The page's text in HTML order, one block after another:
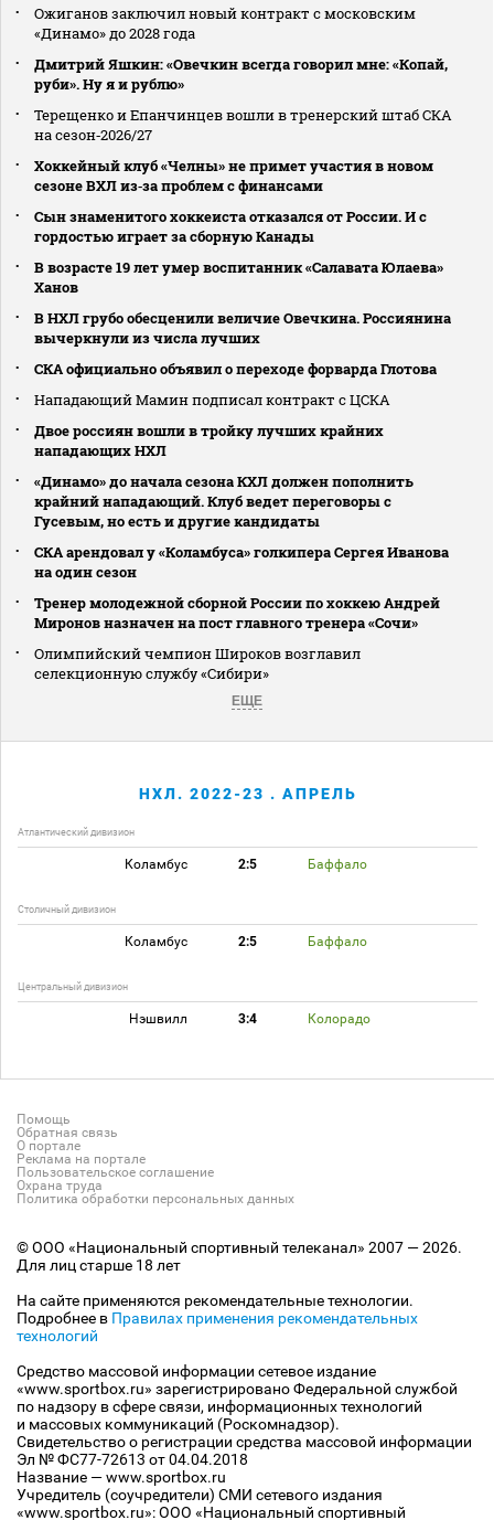
Ожиганов заключил новый контракт с московским
«Динамо» до 2028 года
Дмитрий Яшкин: «Овечкин всегда говорил мне: «Копай,
руби». Ну я и рублю»
Терещенко и Епанчинцев вошли в тренерский штаб СКА
на сезон‑2026/27
Хоккейный клуб «Челны» не примет участия в новом
сезоне ВХЛ из‑за проблем с финансами
Сын знаменитого хоккеиста отказался от России. И с
гордостью играет за сборную Канады
В возрасте 19 лет умер воспитанник «Салавата Юлаева»
Ханов
В НХЛ грубо обесценили величие Овечкина. Россиянина
вычеркнули из числа лучших
СКА официально объявил о переходе форварда Глотова
Нападающий Мамин подписал контракт с ЦСКА
Двое россиян вошли в тройку лучших крайних
нападающих НХЛ
«Динамо» до начала сезона КХЛ должен пополнить
крайний нападающий. Клуб ведет переговоры с
Гусевым, но есть и другие кандидаты
СКА арендовал у «Коламбуса» голкипера Сергея Иванова
на один сезон
Тренер молодежной сборной России по хоккею Андрей
Миронов назначен на пост главного тренера «Сочи»
Олимпийский чемпион Широков возглавил
селекционную службу «Сибири»
ЕЩЕ
НХЛ. 2022-23 . АПРЕЛЬ
Атлантический дивизион
Коламбус 2:5 Баффало
Столичный дивизион
Коламбус 2:5 Баффало
Центральный дивизион
Нэшвилл 3:4 Колорадо
Помощь
Обратная связь
О портале
Реклама на портале
Пользовательское соглашение
Охрана труда
Политика обработки персональных данных
© ООО «Национальный спортивный телеканал» 2007 — 2026.
Для лиц старше 18 лет
На сайте применяются рекомендательные технологии.
Подробнее в Правилах применения рекомендательных
технологий
Средство массовой информации сетевое издание
«www.sportbox.ru» зарегистрировано Федеральной службой
по надзору в сфере связи, информационных технологий
и массовых коммуникаций (Роскомнадзор).
Свидетельство о регистрации средства массовой информации
Эл № ФС77-72613 от 04.04.2018
Название — www.sportbox.ru
Учредитель (соучредители) СМИ сетевого издания
«www.sportbox.ru»: ООО «Национальный спортивный